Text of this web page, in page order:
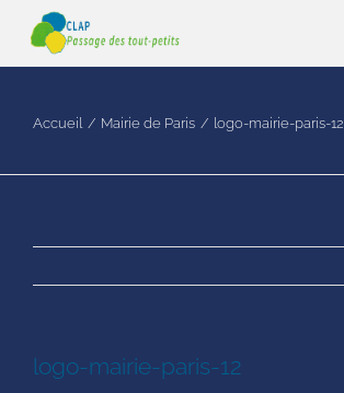
Passer
contenu
Accueil Mairie de Paris logo-mairie-paris-12
logo-mairie-paris-12